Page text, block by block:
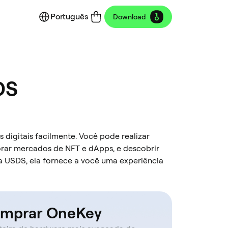
Português Download
digitais facilmente. Você pode realizar
mercados de NFT e dApps, e descobrir
ela fornece a você uma experiência
OneKey